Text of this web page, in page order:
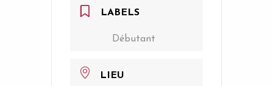
LABELS
Débutant
LIEU